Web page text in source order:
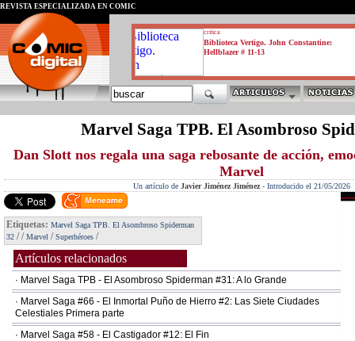
critica
Biblioteca Vertigo. John Constantine:
Hellblazer # 11-13
REVISTA ESPECIALIZADA EN CÓMIC
Marvel Saga TPB. El Asombroso
Dan Slott nos regala una saga rebosante de acción,
Marvel
Un artículo de Javier Jiménez Jiménez- Introducido el 21/05/2026
Etiquetas: Marvel Saga TPB. El Asombroso Spiderman
32 //Marvel /Superhéroes /
Artículos relacionados
· Marvel Saga TPB - El Asombroso Spiderman #31: A lo Grande
· Marvel Saga #66 - El Inmortal Puño de Hierro #2: Las Siete Ciudades
Celestiales Primera parte
· Marvel Saga #58 - El Castigador #12: El Fin